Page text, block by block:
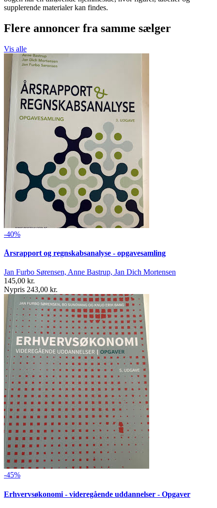
supplerende materialer kan findes.
Flere annoncer fra samme sælger
Vis alle
-40%
Årsrapport og regnskabsanalyse - opgavesamling
Jan Furbo Sørensen, Anne Bastrup, Jan Dich Mortensen
145,00 kr.
Nypris 243,00 kr.
-45%
Erhvervsøkonomi - videregående uddannelser - Opgaver